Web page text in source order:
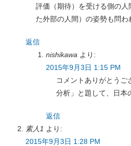
評価（期待）を受ける側の
た外部の人間）の姿勢も問わ
返信
nishikawa より:
2015年9月3日 1:15 PM
コメントありがとう
分析」と題して、日本
返信
素人1 より:
2015年9月3日 1:28 PM